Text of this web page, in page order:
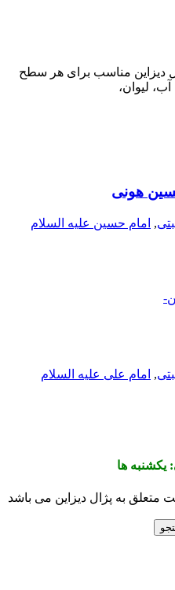
دیزاین مناسب برای هر سطح
لیوان،
هونی
, امام حسین علیه السلام
, امام علی علیه السلام
یکشنبه ها
متعلق به پژال دیزاین می باشد